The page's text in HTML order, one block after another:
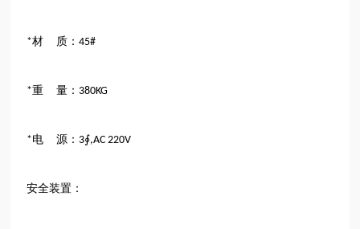
*材 质：45#
*重 量： 380KG
*电 源： 3∮,AC 220V
安全装置：